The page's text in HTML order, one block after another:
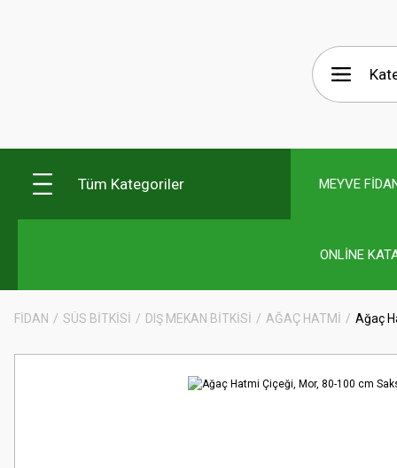
Tüm Kategoriler MEYVE
ONLİNE
FİDAN SÜS BİTKİSİ DIŞ MEKAN BİTKİSİ AĞAÇ HATMİ Ağaç